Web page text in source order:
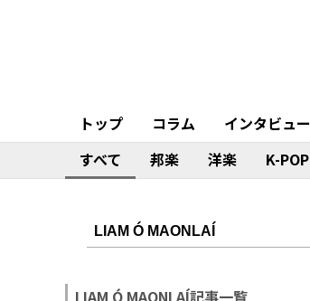
トップ コラム インタビュー
すべて
邦楽 洋楽 K-POP
LIAM Ó MAONLAÍ記事一覧